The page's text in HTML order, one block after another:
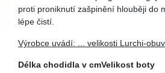
proti proniknutí zašpinění hlouběji do
lépe čistí.
Výrobce uvádí: ... velikosti Lurchi-
Délka chodidla v cmVelikost boty